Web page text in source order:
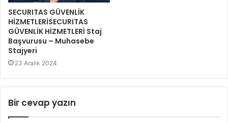
SECURITAS GÜVENLİK
HİZMETLERİSECURITAS
GÜVENLİK HİZMETLERİ Staj
Başvurusu – Muhasebe
Stajyeri
23 Aralık 2024
Bir cevap yazın